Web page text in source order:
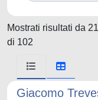
Mostrati risultati da
di 102
Giacomo